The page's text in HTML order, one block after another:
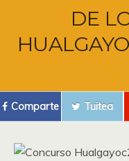
DE
Comparte Tuitea